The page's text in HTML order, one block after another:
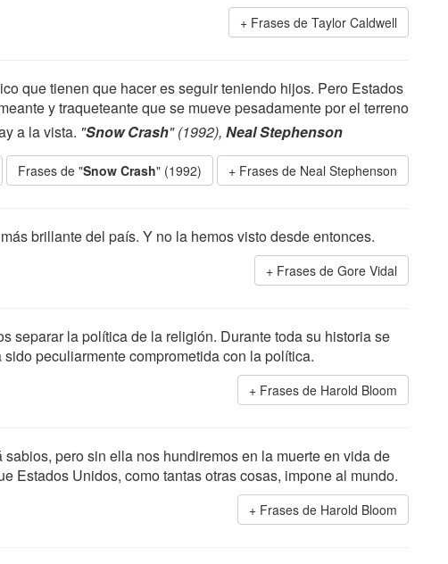
Frases de Taylor Caldwell
que tienen que hacer es seguir teniendo hijos. Pero Estados
y traqueteante que se mueve pesadamente por el terreno
a la vista. "Snow Crash" (1992), Neal Stephenson
Frases de "Snow Crash" (1992) Frases de Neal Stephenson
brillante del país. Y no la hemos visto desde entonces.
Frases de Gore Vidal
separar la política de la religión. Durante toda su historia se
peculiarmente comprometida con la política.
Frases de Harold Bloom
pero sin ella nos hundiremos en la muerte en vida de
Estados Unidos, como tantas otras cosas, impone al mundo.
Frases de Harold Bloom